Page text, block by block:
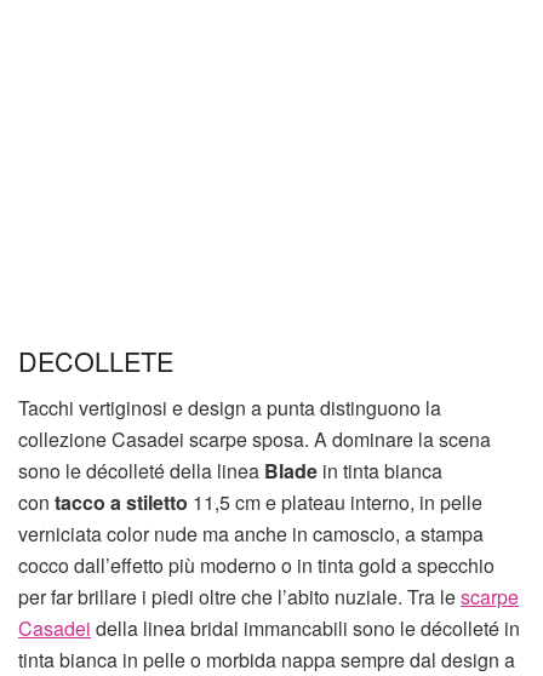
DECOLLETE
Tacchi vertiginosi e design a punta distinguono la
collezione Casadei scarpe sposa. A dominare la scena
sono le décolleté della linea Blade in tinta bianca
con tacco a stiletto 11,5 cm e plateau interno, in pelle
verniciata color nude ma anche in camoscio, a stampa
cocco dall’effetto più moderno o in tinta gold a specchio
per far brillare i piedi oltre che l’abito nuziale. Tra lescarpe
Casadei della linea bridal immancabili sono le décolleté in
tinta bianca in pelle o morbida nappa sempre dal design a